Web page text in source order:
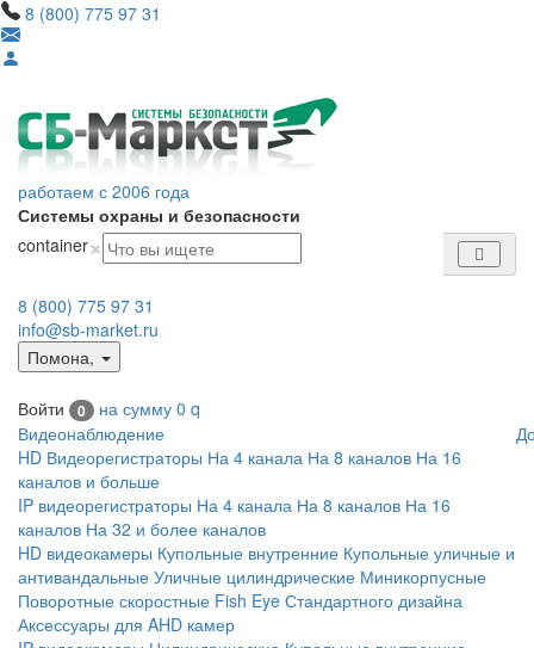
8 (800) 775 97 31
работаем с 2006 года
Системы охраны и безопасности
container×
8 (800) 775 97 31
info@sb-market.ru
Помона,
Войти 0 на сумму 0 q
Видеонаблюдение
HD Видеорегистраторы На 4 канала На 8 каналов На 16
каналов и больше
IP видеорегистраторы На 4 канала На 8 каналов На 16
каналов На 32 и более каналов
HD видеокамеры Купольные внутренние Купольные уличные и
антивандальные Уличные цилиндрические Миникорпусные
Поворотные скоростные Fish Eye Стандартного дизайна
Аксессуары для AHD камер